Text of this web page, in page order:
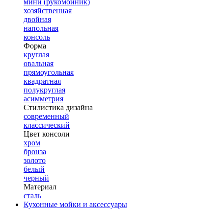
мини (рукомойник)
хозяйственная
двойная
напольная
консоль
Форма
круглая
овальная
прямоугольная
квадратная
полукруглая
асимметрия
Стилистика дизайна
современный
классический
Цвет консоли
хром
бронза
золото
белый
черный
Материал
сталь
Кухонные мойки и аксессуары